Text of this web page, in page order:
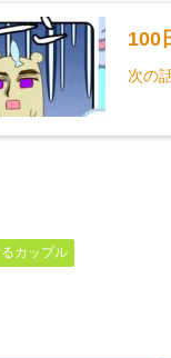
100
次の
カップル